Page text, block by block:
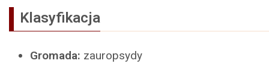
Klasyfikacja
Gromada: zauropsydy